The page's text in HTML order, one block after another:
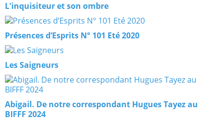
L'inquisiteur et son ombre
Présences d’Esprits N° 101 Eté 2020
Les Saigneurs
Abigail. De notre correspondant Hugues Tayez au
BIFFF 2024